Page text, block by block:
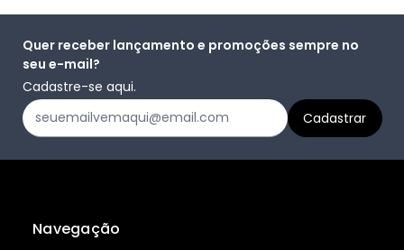
Quer receber lançamento e promoções sempre no
seu e-mail?
Cadastre-se aqui.
Navegação